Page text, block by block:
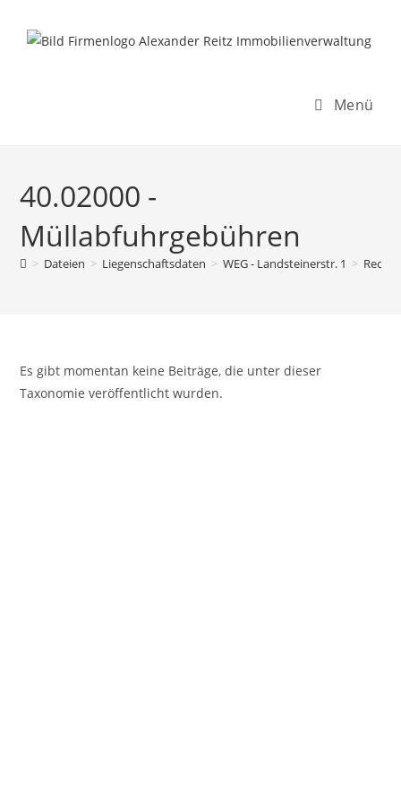
Inhalt
Menü
40.02000 -
Müllabfuhrgebühren
> Dateien > Liegenschaftsdaten > WEG - Landsteinerstr. 1 >
Es gibt momentan keine Beiträge, die unter dieser
Taxonomie veröffentlicht wurden.